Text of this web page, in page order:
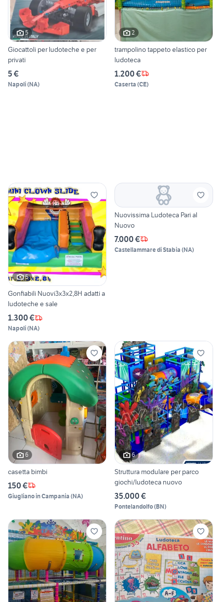
5
Giocattoli per ludoteche e per
privati
5 €
Napoli(NA)
2
trampolino tappeto elastico per
ludoteca
1.200 €
Caserta (CE)
5
Gonfiabili Nuovi3x3x2,8H adatti a
ludoteche e sale
1.300 €
Napoli(NA)
Nuovissima Ludoteca Pari al
Nuovo
7.000 €
Castellammare di Stabia (NA)
6
casetta bimbi
150 €
Giugliano in Campania (NA)
6
Struttura modulare per parco
giochi/ludoteca nuovo
35.000 €
Pontelandolfo(BN)